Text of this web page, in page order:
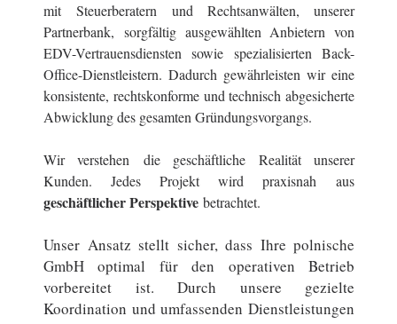
mit Steuerberatern und Rechtsanwälten, unserer
Partnerbank, sorgfältig ausgewählten Anbietern von
EDV-Vertrauensdiensten sowie spezialisierten Back-
Office-Dienstleistern. Dadurch gewährleisten wir eine
konsistente, rechtskonforme und technisch abgesicherte
Abwicklung des gesamten Gründungsvorgangs.
Wir verstehen die geschäftliche Realität unserer
Kunden. Jedes Projekt wird praxisnah aus
geschäftlicher Perspektive betrachtet.
Unser Ansatz stellt sicher, dass Ihre polnische
GmbH optimal für den operativen Betrieb
vorbereitet ist. Durch unsere gezielte
Koordination und umfassenden Dienstleistungen